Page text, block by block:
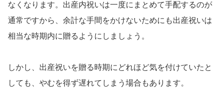
なくなります。出産内祝いは一度にまとめて手配するのが
通常ですから、余計な手間をかけないためにも出産祝いは
相当な時期内に贈るようにしましょう。
しかし、出産祝いを贈る時期にどれほど気を付けていたと
しても、やむを得ず遅れてしまう場合もあります。